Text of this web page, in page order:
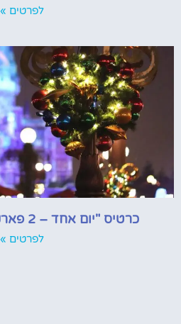
לפרטים »
כרטיס "יום אחד – 2 פארקים של דיסנילנד"
לפרטים »